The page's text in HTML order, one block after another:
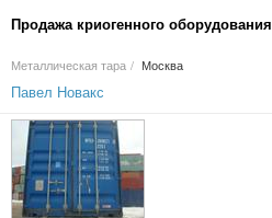
Продажа криогенного оборудования
Металлическая тара / Москва
Павел Новакс